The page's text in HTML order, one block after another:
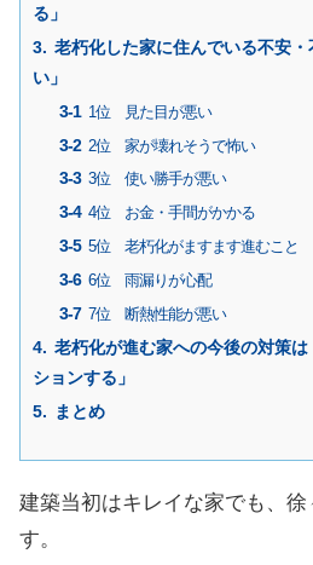
る」
老朽化した家に住んでいる不安
い」
1位 見た目が悪い
2位 家が壊れそうで怖い
3位 使い勝手が悪い
4位 お金・手間がかかる
5位 老朽化がますます進むこと
6位 雨漏りが心配
7位 断熱性能が悪い
老朽化が進む家への今後の対策
ションする」
まとめ
建築当初はキレイな家でも、徐
す。